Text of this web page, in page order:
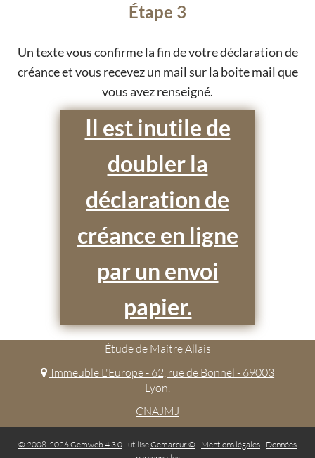
Étape 3
Un texte vous confirme la fin de votre déclaration de
créance et vous recevez un mail sur la boite mail que
vous avez renseigné.
Il est inutile de
doubler la
déclaration de
créance en ligne
par un envoi
papier.
Étude de Maître Allais
Immeuble L'Europe - 62, rue de Bonnel - 69003
Lyon.
CNAJMJ
© 2008-2026 Gemweb 4.3.0- utiliseGemarcur © - Mentions légales- Données